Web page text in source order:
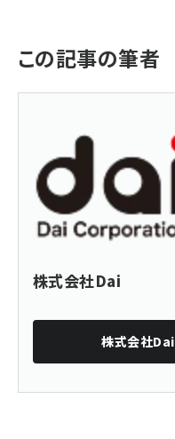
この記事の筆者
株式会社Dai
株式会社Dai